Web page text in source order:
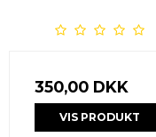
350,00 DKK
VIS PRODUKT